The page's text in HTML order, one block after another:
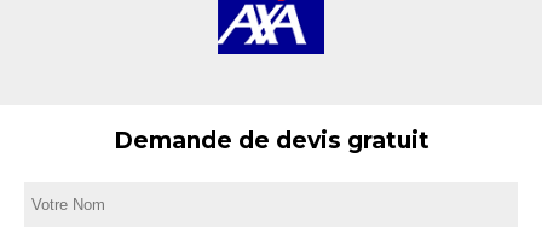
Demande de devis gratuit